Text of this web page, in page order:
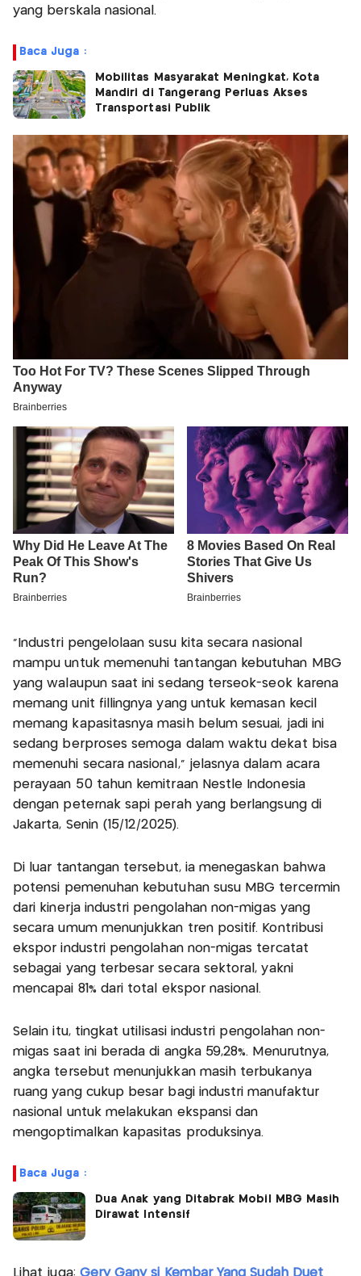
yang berskala nasional.
Baca Juga :
Mobilitas Masyarakat Meningkat, Kota
Mandiri di Tangerang Perluas Akses
Transportasi Publik
"Industri pengelolaan susu kita secara nasional
mampu untuk memenuhi tantangan kebutuhan MBG
yang walaupun saat ini sedang terseok-seok karena
memang unit fillingnya yang untuk kemasan kecil
memang kapasitasnya masih belum sesuai, jadi ini
sedang berproses semoga dalam waktu dekat bisa
memenuhi secara nasional," jelasnya dalam acara
perayaan 50 tahun kemitraan Nestle Indonesia
dengan peternak sapi perah yang berlangsung di
Jakarta, Senin (15/12/2025).
Di luar tantangan tersebut, ia menegaskan bahwa
potensi pemenuhan kebutuhan susu MBG tercermin
dari kinerja industri pengolahan non-migas yang
secara umum menunjukkan tren positif. Kontribusi
ekspor industri pengolahan non-migas tercatat
sebagai yang terbesar secara sektoral, yakni
mencapai 81% dari total ekspor nasional.
Selain itu, tingkat utilisasi industri pengolahan non-
migas saat ini berada di angka 59,28%. Menurutnya,
angka tersebut menunjukkan masih terbukanya
ruang yang cukup besar bagi industri manufaktur
nasional untuk melakukan ekspansi dan
mengoptimalkan kapasitas produksinya.
Baca Juga :
Dua Anak yang Ditabrak Mobil MBG Masih
Dirawat Intensif
Lihat juga: Gery Gany si Kembar Yang Sudah Duet